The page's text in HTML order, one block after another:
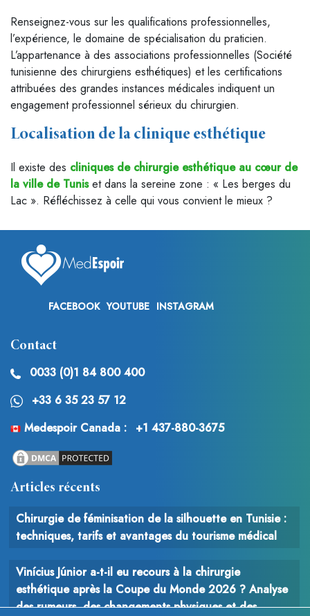
Renseignez-vous sur les qualifications professionnelles,
l’expérience, le domaine de spécialisation du praticien.
L’appartenance à des associations professionnelles (Société
tunisienne des chirurgiens esthétiques) et les certifications
attribuées des grandes instances médicales indiquent un
engagement professionnel sérieux du chirurgien.
Localisation de la clinique esthétique
Il existe des cliniques de chirurgie esthétique au cœur de
la ville de Tuniset dans la sereine zone : « Les berges du
Lac ». Réfléchissez à celle qui vous convient le mieux ?
FACEBOOK YOUTUBE INSTAGRAM
Contact
0033 (0)1 84 800 400
+33 6 35 23 57 12
Medespoir Canada :
+1 437-880-3675
Articles récents
Chirurgie de féminisation de la silhouette en Tunisie :
techniques, tarifs et avantages du tourisme médical
Vinícius Júnior a-t-il eu recours à la chirurgie
esthétique après la Coupe du Monde 2026 ? Analyse
des rumeurs, des changements physiques et des